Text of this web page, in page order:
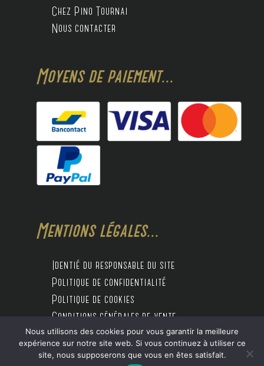
Chez Pino Tournai
Nous contacter
Moyens de paiement...
Mentions légales...
Identié du responsable du site
Politique de confidentialité
Politique de cookies
Conditions générales de vente
Design by Digitalife
Nous utilisons des cookies pour vous garantir la meilleure
expérience sur notre site web. Si vous continuez à utiliser ce
site, nous supposerons que vous en êtes satisfait.